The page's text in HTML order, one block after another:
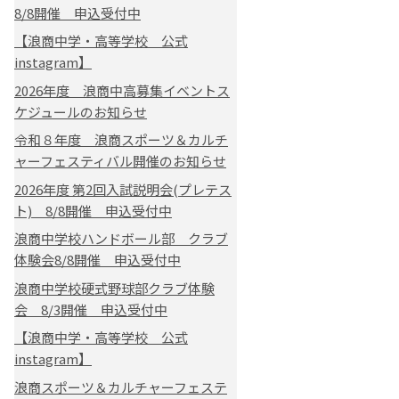
8/8開催 申込受付中
【浪商中学・高等学校 公式
instagram】
2026年度 浪商中高募集イベントス
ケジュールのお知らせ
令和８年度 浪商スポーツ＆カルチ
ャーフェスティバル開催のお知らせ
2026年度 第2回入試説明会(プレテス
ト) 8/8開催 申込受付中
浪商中学校ハンドボール部 クラブ
体験会8/8開催 申込受付中
浪商中学校硬式野球部クラブ体験
会 8/3開催 申込受付中
【浪商中学・高等学校 公式
instagram】
浪商スポーツ＆カルチャーフェステ